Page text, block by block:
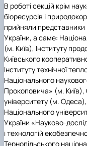
В роботі секцій крім
біоресурсів і
прийняли представники
України, а саме:
(м. Київ), Інституту
Київського
Інституту технічної
Національного
Прокоповича» (м. Київ),
університету (м.
Національного
України «Науково-
і технологій
Тернопільського